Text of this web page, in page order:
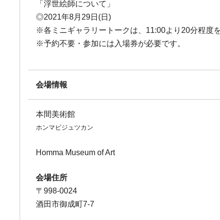
「浮世絵師について」
◎2021年8月29日(日)
※各ミニギャラリートークは、11:00より20分程度
※予約不要・参加には入場券が必要です。
会場情報
本間美術館
ホンマビジュツカン
Homma Museum of Art
会場住所
〒998-0024
酒田市御成町7-7